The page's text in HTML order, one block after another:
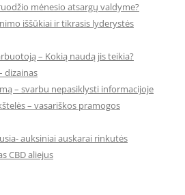
mėnesio atsargų valdyme?
iššūkiai ir tikrasis lyderystės
– Kokią naudą jis teikia?
dizainas
– svarbu nepasiklysti informacijoje
– vasariškos pramogos
auksiniai auskarai rinkutės
CBD aliejus